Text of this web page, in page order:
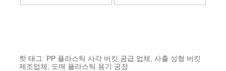
핫 태그: PP 플라스틱 사각 버킷 공급 업체, 사출 성형 버킷
제조업체, 도매 플라스틱 용기 공장